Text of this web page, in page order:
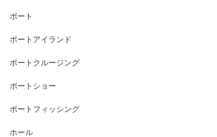
ボート
ポートアイランド
ボートクルージング
ボートショー
ボートフィッシング
ホール